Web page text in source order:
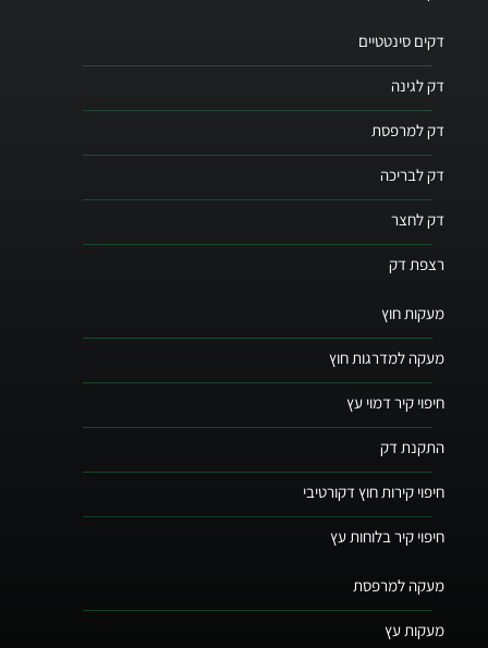
דקים סינטטיים
דק לגינה
דק למרפסת
דק לבריכה
דק לחצר
רצפת דק
מעקות חוץ
מעקה למדרגות חוץ
חיפוי קיר דמוי עץ
התקנת דק
חיפוי קירות חוץ דקורטיבי
חיפוי קיר בלוחות עץ
מעקה למרפסת
מעקות עץ